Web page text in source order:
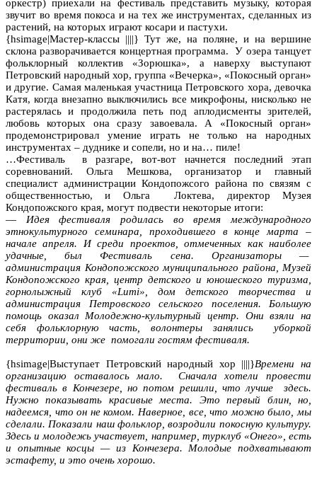
оркестр) приехали на фестиваль представить музыку, которая
звучит во время покоса и на тех же инструментах, сделанных из
растений, на которых играют косари и пастухи.
{hsimage|Мастер-классы ||||} Тут же, на поляне, и на вершине
склона разворачивается концертная программа. У озера танцует
фольклорный коллектив «Зорюшка», а наверху выступают
Петровский народный хор, группа «Вечерка», «Покосный орган»
и другие. Самая маленькая участница Петровского хора, девочка
Катя, когда внезапно выключились все микрофоны, нисколько не
растерялась и продолжила петь под аплодисменты зрителей,
любовь которых она сразу завоевала. А «Покосный орган»
продемонстрировал умение играть не только на народных
инструментах – дуднике и сопели, но и на… пиле!
…Фестиваль в разгаре, вот-вот начнется последний этап
соревнований. Ольга Мешкова, организатор и главный
специалист администрации Кондопожсого района по связям с
общественностью, и Ольга Локтева, директор Музея
Кондопожского края, могут подвести некоторые итоги:
— Идея фестиваля родилась во время международного
этнокультурного семинара, проходившего в конце марта –
начале апреля. И среди проектов, отмеченных как наиболее
удачные, был Фестиваль сена. Организаторы —
администрация Кондопожского муниципального района, Музей
Кондопожского края, центр детского и юношеского туризма,
горнолыжный клуб «Lumi», дом детского творчества и
администрация Петровского сельского поселения. Большую
помощь оказал Молодежно-культурный центр. Они взяли на
себя фольклорную часть, волонтеры занялись уборкой
территории, они же помогали гостям фестиваля.
{hsimage|Выступает Петровский народный хор ||||}Времени на
организацию оставалось мало. Сначала хотели провести
фестиваль в Кончезере, но потом решили, что лучше здесь.
Нужно показывать красивые места. Это первый блин, но,
надеемся, что он не комом. Наверное, все, что можно было, мы
сделали. Показали наш фольклор, возродили покосную культуру.
Здесь и молодежь участвует, например, турклуб «Онего», есть
и опытные косцы — из Кончезера. Молодые подхватывают
эстафету, и это очень хорошо.